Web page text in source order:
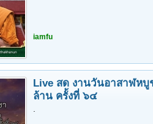
iamfu
Live สด งานวันอาสาฬหบู
ล้าน ครั้งที่ ๖๔